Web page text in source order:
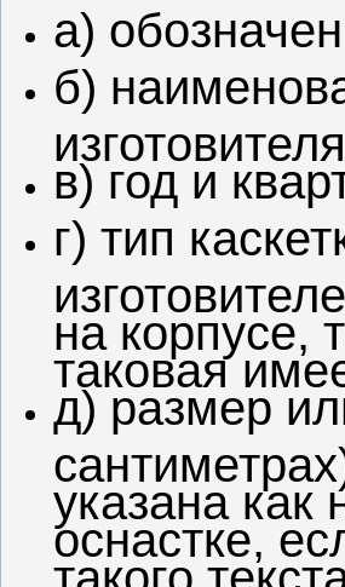
а)
б)
в) год и
г) тип
на корпусе,
таковая
д) размер
указана как
оснастке,
такого